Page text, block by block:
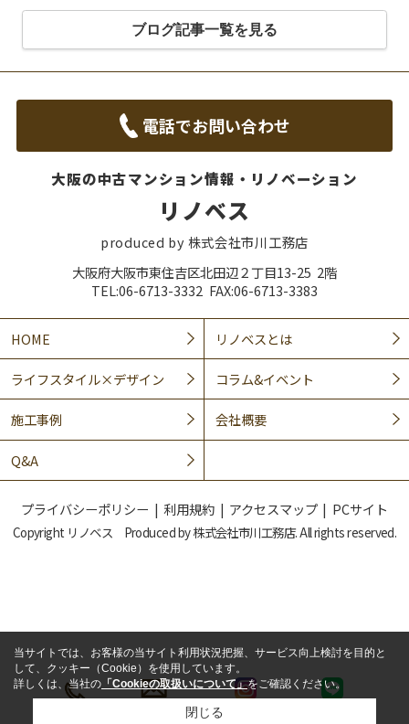
ブログ記事一覧を見る
電話でお問い合わせ
大阪の中古マンション情報・リノベーション
リノベス
produced by 株式会社市川工務店
大阪府大阪市東住吉区北田辺２丁目13-25 2階
TEL:06-6713-3332 FAX:06-6713-3383
HOME リノベスとは
ライフスタイル×デザイン コラム&イベント
施工事例 会社概要
Q&A
プライバシーポリシー 利用規約 アクセスマップ PCサイト
Copyright リノベス Produced by 株式会社市川工務店. All rights reserved.
インスタ
当サイトでは、お客様の当サイト利用状況把握、サービス向上検討を目的と
して、クッキー（Cookie）を使用しています。
詳しくは、当社の 「Cookieの取扱いについて」をご確認ください。
閉じる